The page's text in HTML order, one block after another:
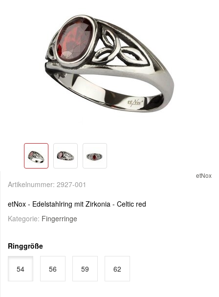
etNox
Artikelnummer: 2927-001
etNox - Edelstahlring mit Zirkonia - Celtic red
Kategorie: Fingerringe
Ringgröße
54 56 59 62